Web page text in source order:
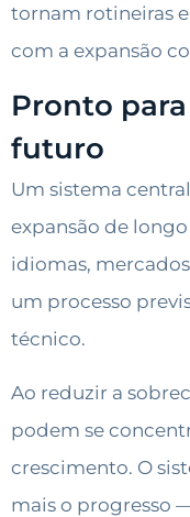
tornam rotineiras
com a expansão
Pronto
futuro
Um sistema
expansão de
idiomas,
um processo
técnico.
Ao reduzir a
podem se
crescimento. O
mais o progresso